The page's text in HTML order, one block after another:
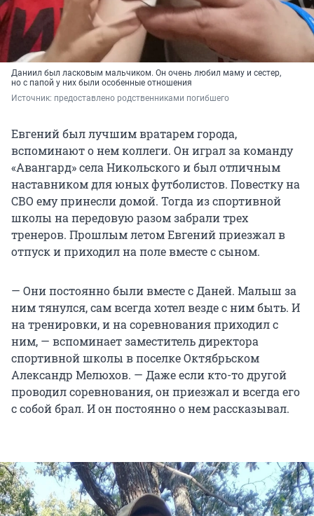
Даниил был ласковым мальчиком. Он очень любил маму и сестер,
но с папой у них были особенные отношения
Источник: предоставлено родственниками погибшего
Евгений был лучшим вратарем города,
вспоминают о нем коллеги. Он играл за команду
«Авангард» села Никольского и был отличным
наставником для юных футболистов. Повестку на
СВО ему принесли домой. Тогда из спортивной
школы на передовую разом забрали трех
тренеров. Прошлым летом Евгений приезжал в
отпуск и приходил на поле вместе с сыном.
— Они постоянно были вместе с Даней. Малыш за
ним тянулся, сам всегда хотел везде с ним быть. И
на тренировки, и на соревнования приходил с
ним, — вспоминает заместитель директора
спортивной школы в поселке Октябрьском
Александр Мелюхов. — Даже если кто-то другой
проводил соревнования, он приезжал и всегда его
с собой брал. И он постоянно о нем рассказывал.